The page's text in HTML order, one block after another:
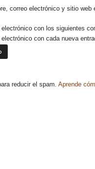
correo electrónico y sitio
electrónico con los siguientes
electrónico con cada nueva
reducir el spam. Aprende